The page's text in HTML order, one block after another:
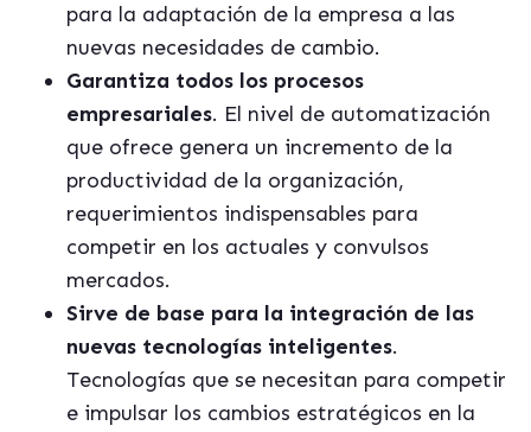
para la adaptación de la empresa a las
nuevas necesidades de cambio.
Garantiza todos los procesos
empresariales. El nivel de automatización
que ofrece genera un incremento de la
productividad de la organización,
requerimientos indispensables para
competir en los actuales y convulsos
mercados.
Sirve de base para la integración de las
nuevas tecnologías inteligentes.
Tecnologías que se necesitan para competir
e impulsar los cambios estratégicos en la